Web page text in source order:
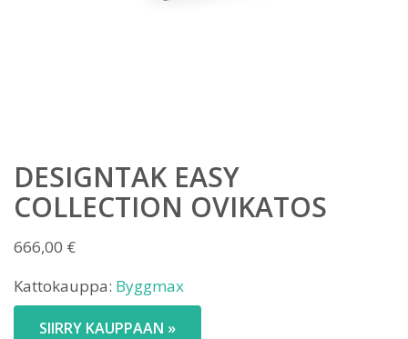
DESIGNTAK EASY
COLLECTION OVIKATOS
666,00 €
Kattokauppa: Byggmax
SIIRRY KAUPPAAN »